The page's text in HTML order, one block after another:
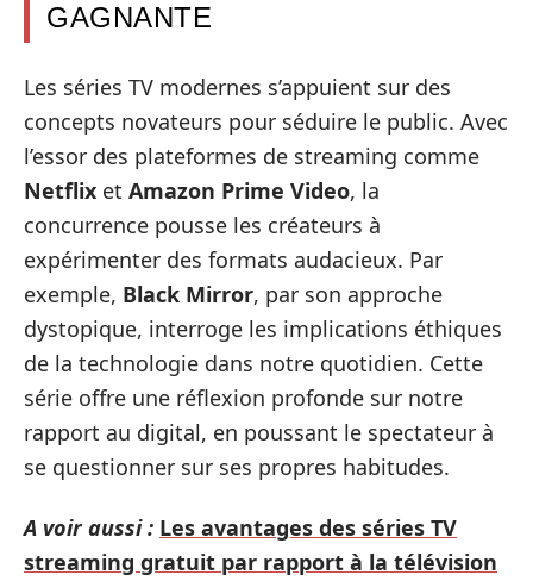
GAGNANTE
Les séries TV modernes s’appuient sur des
concepts novateurs pour séduire le public. Avec
l’essor des plateformes de streaming comme
Netflix et Amazon Prime Video, la
concurrence pousse les créateurs à
expérimenter des formats audacieux. Par
exemple, Black Mirror, par son approche
dystopique, interroge les implications éthiques
de la technologie dans notre quotidien. Cette
série offre une réflexion profonde sur notre
rapport au digital, en poussant le spectateur à
se questionner sur ses propres habitudes.
A voir aussi : Les avantages des séries TV
streaming gratuit par rapport à la télévision